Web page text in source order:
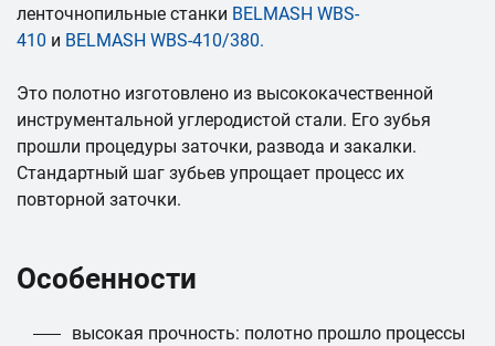
ленточнопильные станки BELMASH WBS-
410 и BELMASH WBS-410/380.
Это полотно изготовлено из высококачественной
инструментальной углеродистой стали. Его зубья
прошли процедуры заточки, развода и закалки.
Стандартный шаг зубьев упрощает процесс их
повторной заточки.
Особенности
высокая прочность: полотно прошло процессы